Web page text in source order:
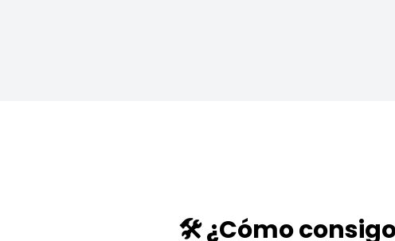
🛠️ ¿Cómo